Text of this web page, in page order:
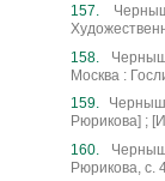
Москва :
Рюрикова] ;
Рюрикова, с.